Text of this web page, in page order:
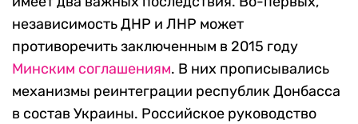
независимость ДНР и ЛНР может
противоречить заключенным в 2015 году
Минским соглашениям. В них прописывались
механизмы реинтеграции республик Донбасса
в состав Украины. Российское руководство